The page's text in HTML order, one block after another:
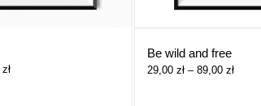
złZakres
Be wild and free
29,00 zł – 89,00 złZakres